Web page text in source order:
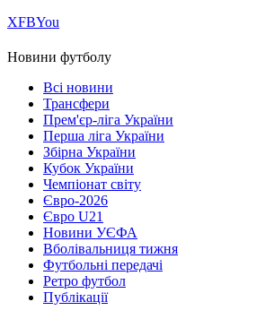
ХFBYou
Новини футболу
Всі новини
Трансфери
Прем'єр-ліга України
Перша ліга України
Збірна України
Кубок України
Чемпіонат світу
Євро-2026
Євро U21
Новини УЄФА
Вболівальниця тижня
Футбольні передачі
Ретро футбол
Публікації